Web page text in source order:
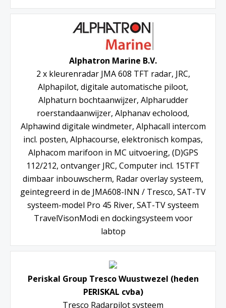
Alphatron Marine B.V.
2 x kleurenradar JMA 608 TFT radar, JRC,
Alphapilot, digitale automatische piloot,
Alphaturn bochtaanwijzer, Alpharudder
roerstandaanwijzer, Alphanav echolood,
Alphawind digitale windmeter, Alphacall intercom
incl. posten, Alphacourse, elektronisch kompas,
Alphacom marifoon in MC uitvoering, (D)GPS
112/212, ontvanger JRC, Computer incl. 15TFT
dimbaar inbouwscherm, Radar overlay systeem,
geintegreerd in de JMA608-INN / Tresco, SAT-TV
systeem-model Pro 45 River, SAT-TV systeem
TravelVisonModi en dockingsysteem voor
labtop
Periskal Group Tresco Wuustwezel (heden
PERISKAL cvba)
Tresco Radarpilot systeem